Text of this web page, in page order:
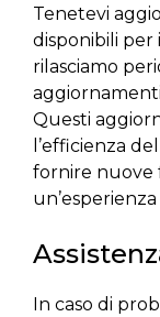
Tenetevi
disponibili per
rilasciamo
Questi
l’efficienza
fornire nuove
In caso di